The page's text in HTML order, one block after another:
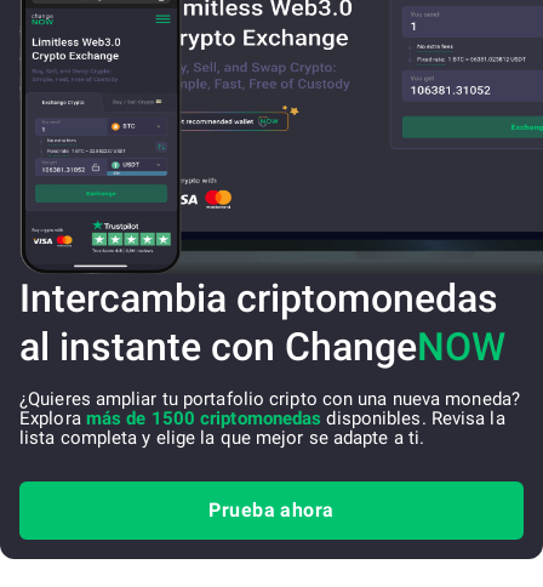
Intercambia criptomonedas
al instante con ChangeNOW
¿Quieres ampliar tu portafolio cripto con una nueva moneda?
Explora más de 1500 criptomonedas disponibles. Revisa la
lista completa y elige la que mejor se adapte a ti.
Prueba ahora